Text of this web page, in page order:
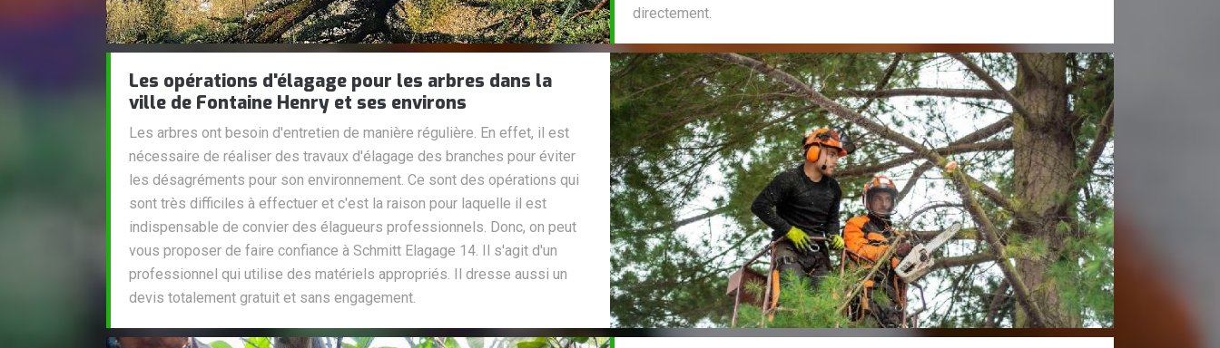
directement.
Les opérations d'élagage pour les arbres dans la
ville de Fontaine Henry et ses environs
Les arbres ont besoin d'entretien de manière régulière. En effet, il est
nécessaire de réaliser des travaux d'élagage des branches pour éviter
les désagréments pour son environnement. Ce sont des opérations qui
sont très difficiles à effectuer et c'est la raison pour laquelle il est
indispensable de convier des élagueurs professionnels. Donc, on peut
vous proposer de faire confiance à Schmitt Elagage 14. Il s'agit d'un
professionnel qui utilise des matériels appropriés. Il dresse aussi un
devis totalement gratuit et sans engagement.